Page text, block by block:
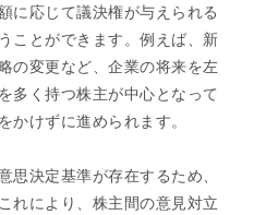
に応じて議決権が与えられる
ことができます。例えば、新
の変更など、企業の将来を左
多く持つ株主が中心となって
かけずに進められます。
思決定基準が存在するため、
れにより、株主間の意見対立